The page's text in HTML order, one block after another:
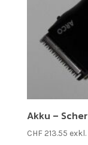
Akku –
CHF213.55